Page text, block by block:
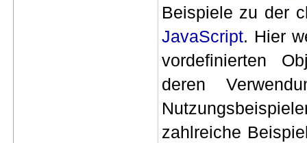
Beispiele zu der
JavaScript. Hier
vordefinierten
deren
zahlreiche